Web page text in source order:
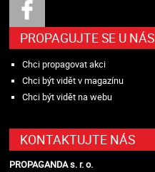
PROPAGUJTE SE U NÁS
Chci propagovat akci
Chci být vidět v magazínu
Chci být vidět na webu
KONTAKTUJTE NÁS
PROPAGANDA s. r. o.